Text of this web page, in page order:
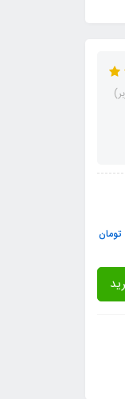
تومان